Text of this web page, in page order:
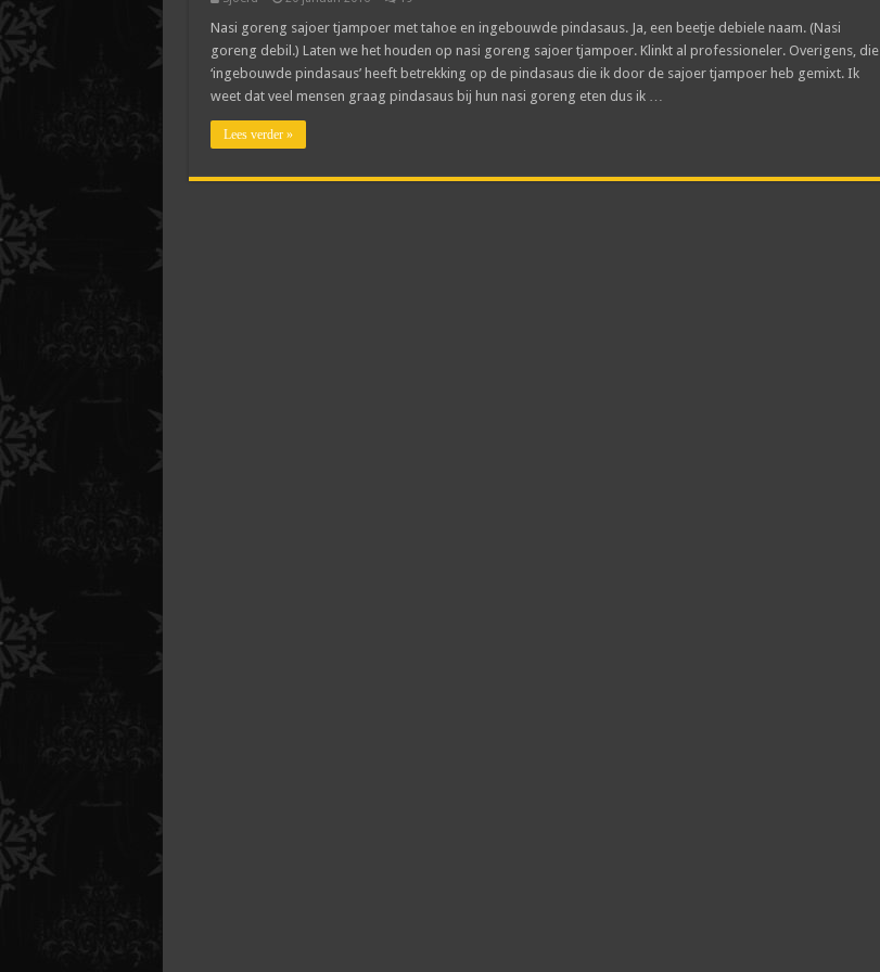
Nasi goreng sajoer tjampoer met tahoe en ingebouwde pindasaus. Ja, een beetje debiele naam. (Nasi
goreng debil.) Laten we het houden op nasi goreng sajoer tjampoer. Klinkt al professioneler. Overigens, die
‘ingebouwde pindasaus’ heeft betrekking op de pindasaus die ik door de sajoer tjampoer heb gemixt. Ik
weet dat veel mensen graag pindasaus bij hun nasi goreng eten dus ik …
Lees verder »